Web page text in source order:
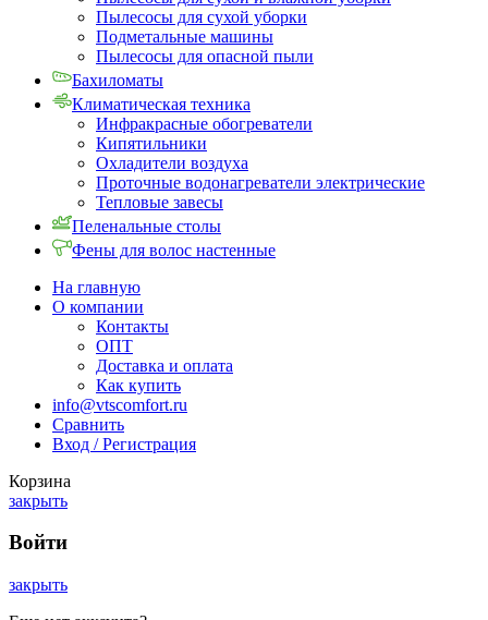
Пылесосы для сухой уборки
Подметальные машины
Пылесосы для опасной пыли
Бахиломаты
Климатическая техника
Инфракрасные обогреватели
Кипятильники
Охладители воздуха
Проточные водонагреватели электрические
Тепловые завесы
Пеленальные столы
Фены для волос настенные
На главную
О компании
Контакты
ОПТ
Доставка и оплата
Как купить
info@vtscomfort.ru
Сравнить
Вход / Регистрация
Корзина
закрыть
Войти
закрыть